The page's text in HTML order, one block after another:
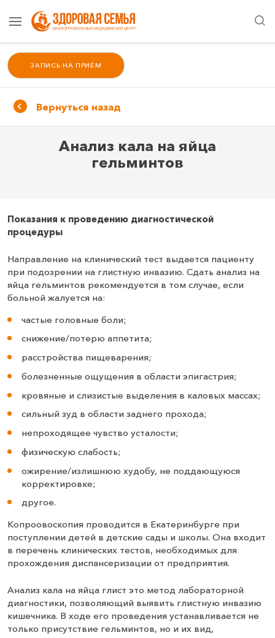
ЗАПИСЬ НА ПРИЁМ
Вернуться назад
Анализ кала на яйца
гельминтов
Показания к проведению диагностической
процедуры
Направление на клинический тест выдается пациенту
при подозрении на глистную инвазию. Сдать анализ на
яйца гельминтов рекомендуется в том случае, если
больной жалуется на:
частые головные боли;
снижение/потерю аппетита;
расстройства пищеварения;
болезненные ощущения в области эпигастрия;
кровяные и слизистые выделения в каловых массах;
сильный зуд в области заднего прохода;
непроходящее чувство усталости;
физическую слабость;
ожирение/излишнюю худобу, не поддающуюся
корректировке;
другое.
Копроовоскопия проводится в Екатеринбурге при
поступлении детей в детские сады и школы. Она входит
в перечень клинических тестов, необходимых для
прохождения диспансеризации от предприятия.
Анализ кала на яйца глист это метод лабораторной
диагностики, позволяющий выявить глистную инвазию
кишечника. В ходе его проведения устанавливается не
только присутствие гельминтов, но и их вид,